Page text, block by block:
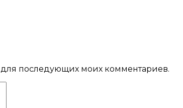
для последующих моих комментариев.